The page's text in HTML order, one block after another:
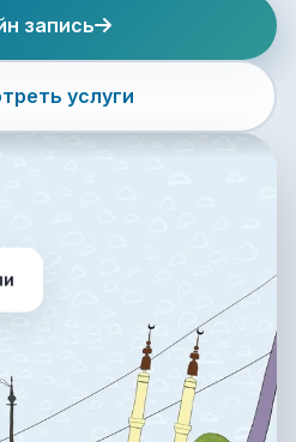
запись
услуги